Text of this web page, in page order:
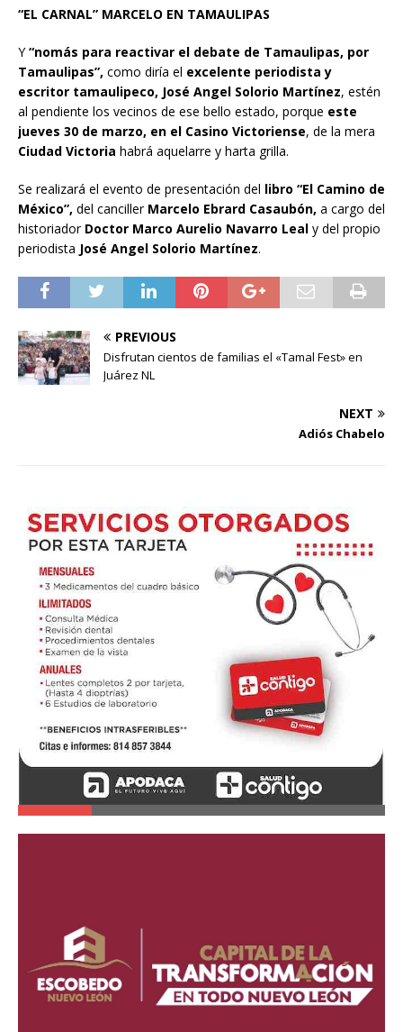
“EL CARNAL” MARCELO EN TAMAULIPAS
Y“nomás para reactivar el debate de Tamaulipas, por
Tamaulipas”, como diría el excelente periodista y
escritor tamaulipeco, José Angel Solorio Martínez, estén
al pendiente los vecinos de ese bello estado, porque este
jueves 30 de marzo, en el Casino Victoriense, de la mera
Ciudad Victoria habrá aquelarre y harta grilla.
Se realizará el evento de presentación del libro “El Camino de
México”, del canciller Marcelo Ebrard Casaubón, a cargo del
historiador Doctor Marco Aurelio Navarro Leal y del propio
periodista José Angel Solorio Martínez.
PREVIOUS
Disfrutan cientos de familias el «Tamal Fest» en
Juárez NL
NEXT
Adiós Chabelo